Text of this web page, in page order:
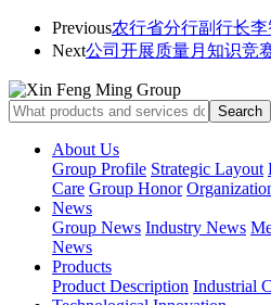
Previous农行省分行副行长
Next公司开展质量月知识竞
About Us
Group Profile Strategic Layout
Care Group Honor
News
Group News Industry News
News
Products
Product Description Industrial